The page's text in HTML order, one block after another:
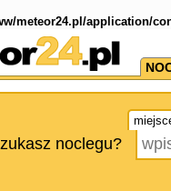
meteor24.pl/application/
noclegu?